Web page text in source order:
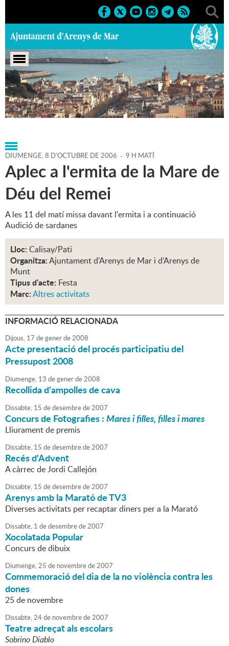
Portada > Agenda > 08-10-2006 > Marcs > 2006 > Altres
activitats
DIUMENGE,8 D'OCTUBRE DE 2006 - 9 H MATÍ
Aplec a l'ermita de la Mare de
Déu del Remei
A les 11 del matí missa davant l'ermita i a continuació
Audició de sardanes
Lloc: Calisay/Pati
Organitza:Ajuntament d'Arenys de Mar i d'Arenys de
Munt
Tipus d'acte: Festa
Marc:Altres activitats
INFORMACIÓ RELACIONADA
Dijous, 17 degenerde2008
Acte presentació del procés participatiu del
Pressupost 2008
Diumenge, 13 degenerde2008
Recollida d'ampolles de cava
Dissabte, 15 dedesembrede2007
Concurs de Fotografies :Mares i filles, filles i mares
Lliurament de premis
Dissabte, 15 dedesembrede2007
Recés d'Advent
A càrrec de Jordi Callejón
Dissabte, 15 dedesembrede2007
Arenys amb la Marató de TV3
Diverses activitats per recaptar diners per a la Marató
Dissabte, 1 dedesembrede2007
Xocolatada Popular
Concurs de dibuix
Diumenge,25 de novembrede2007
Commemoració del dia de la no violència contra les
dones
25 de novembre
Dissabte,24de novembrede2007
Teatre adreçat als escolars
Sobrino Diablo